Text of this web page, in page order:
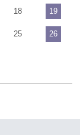
18 19
25 26